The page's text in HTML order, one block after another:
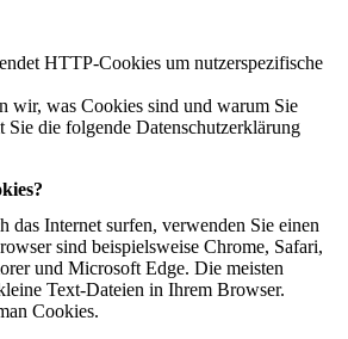
HTTP-Cookies um nutzerspezifische
wir, was Cookies sind und warum Sie
Sie die folgende Datenschutzerklärung
das Internet surfen, verwenden Sie einen
sind beispielsweise Chrome, Safari,
und Microsoft Edge. Die meisten
Text-Dateien in Ihrem Browser.
Cookies.